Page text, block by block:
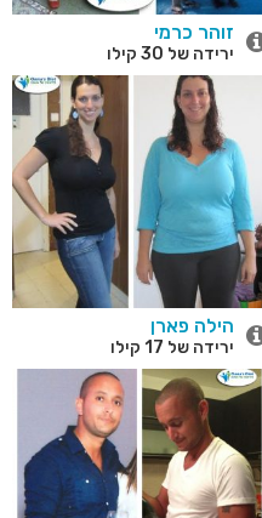
זוהר כרמי
ירידה של 30 קילו
הילה פארן
ירידה של 17 קילו